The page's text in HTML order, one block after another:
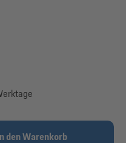
Wert ein
den Warenkorb